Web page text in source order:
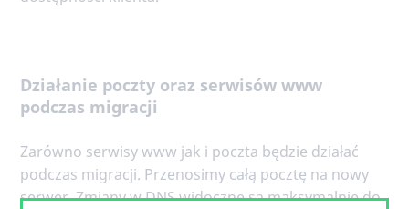
Działanie poczty oraz serwisów www
podczas migracji
Zarówno serwisy www jak i poczta będzie działać
podczas migracji. Przenosimy całą pocztę na nowy
serwer. Zmiany w DNS widoczne są maksymalnie do